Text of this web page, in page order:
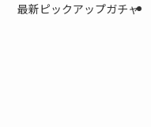
最新ピックアップガチャ